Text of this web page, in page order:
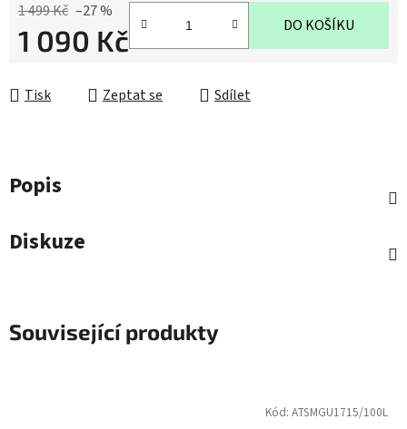
1 499 Kč –27 %
1 090 Kč DO KOŠÍKU
Tisk Zeptat se Sdílet
Popis
Diskuze
Související produkty
Kód: ATSMGU1715/100L